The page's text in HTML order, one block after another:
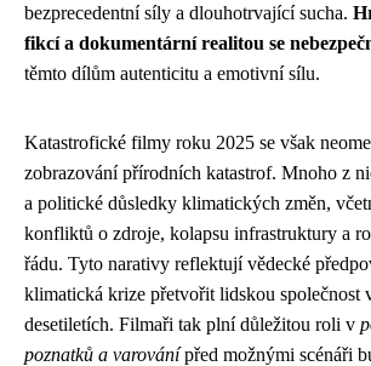
bezprecedentní síly a dlouhotrvající sucha.
fikcí a dokumentární realitou se
těmto dílům autenticitu a emotivní sílu.
Katastrofické filmy roku 2025 se však
zobrazování přírodních katastrof. Mnoho z
a politické důsledky klimatických změn,
konfliktů o zdroje, kolapsu infrastruktury a
řádu. Tyto narativy reflektují vědecké
klimatická krize přetvořit lidskou společnost
desetiletích. Filmaři tak plní důležitou roli v
poznatků a varovánípřed možnými scénáři